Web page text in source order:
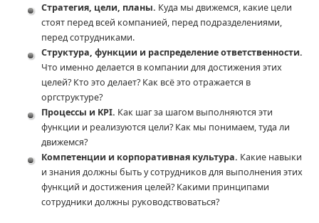
Стратегия, цели, планы. Куда мы движемся, какие цели
стоят перед всей компанией, перед подразделениями,
перед сотрудниками.
Структура, функции и распределение ответственности.
Что именно делается в компании для достижения этих
целей? Кто это делает? Как всё это отражается в
оргструктуре?
Процессы и KPI. Как шаг за шагом выполняются эти
функции и реализуются цели? Как мы понимаем, туда ли
движемся?
Компетенции и корпоративная культура. Какие навыки
и знания должны быть у сотрудников для выполнения этих
функций и достижения целей? Какими принципами
сотрудники должны руководствоваться?